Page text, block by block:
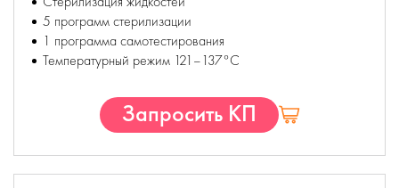
5 программ стерилизации
1 программа самотестирования
Температурный режим 121–137°С
Запросить КП